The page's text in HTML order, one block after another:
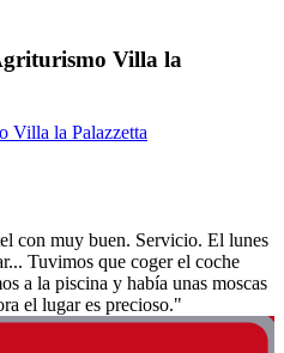
Villa la
Villa la Palazzetta
con muy buen. Servicio. El lunes
Tuvimos que coger el coche
a la piscina y había unas moscas
el lugar es precioso."